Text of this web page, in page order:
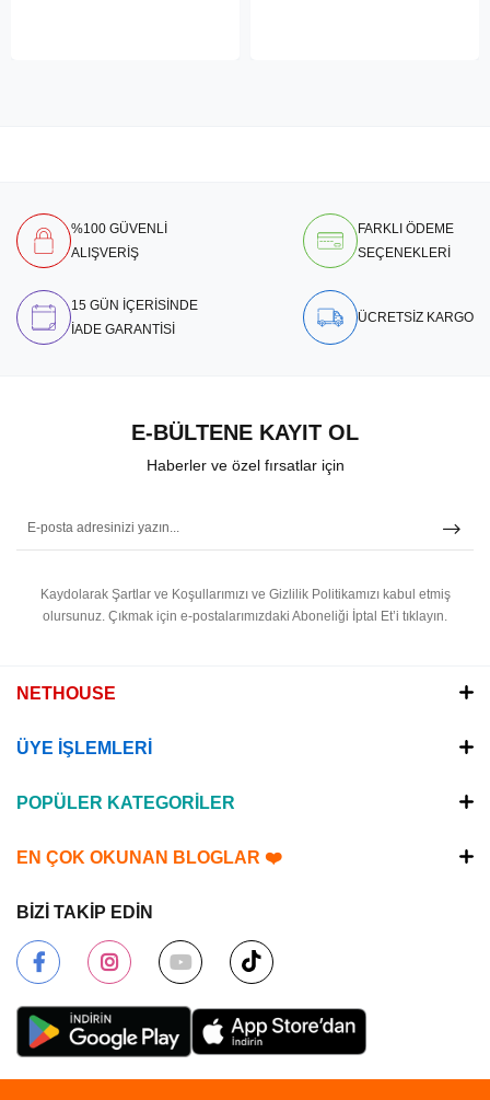
%100 GÜVENLİ
ALIŞVERİŞ
FARKLI ÖDEME
SEÇENEKLERİ
15 GÜN İÇERİSİNDE
İADE GARANTİSİ
ÜCRETSİZ KARGO
E-BÜLTENE KAYIT OL
Haberler ve özel fırsatlar için
Kaydolarak Şartlar ve Koşullarımızı ve Gizlilik Politikamızı kabul etmiş
olursunuz. Çıkmak için e-postalarımızdaki Aboneliği İptal Et’i tıklayın.
NETHOUSE
ÜYE İŞLEMLERİ
POPÜLER KATEGORİLER
EN ÇOK OKUNAN BLOGLAR ❤️
BİZİ TAKİP EDİN